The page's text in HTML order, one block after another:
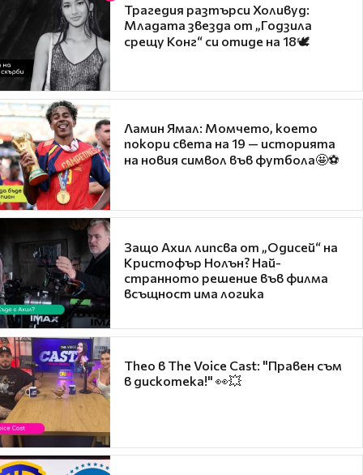
Трагедия разтърси Холивуд:
Младата звезда от „Годзила
срещу Конг“ си отиде на 18🕊️
Ламин Ямал: Момчето, което
покори света на 19 — историята
на новия символ във футбола🤩⚽
Защо Ахил липсва от „Одисей“ на
Кристофър Нолън? Най-
странното решение във филма
всъщност има логика
Theo в The Voice Cast: "Правен съм
в дискотека!" 👀💥